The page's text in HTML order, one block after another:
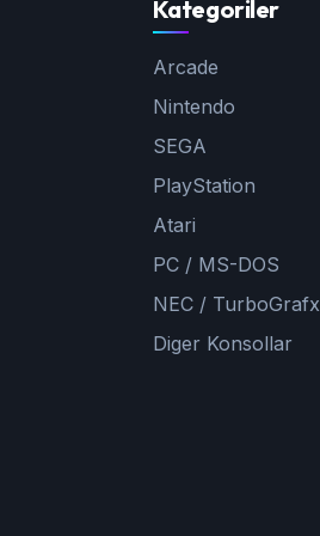
Kategoriler
Arcade
Nintendo
SEGA
PlayStation
Atari
PC / MS-DOS
NEC / TurboGrafx
Diger Konsollar